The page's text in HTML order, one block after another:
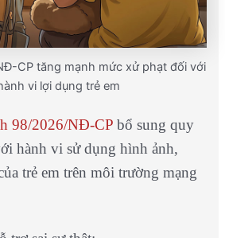
CP tăng mạnh mức xử phạt đối với
vi lợi dụng trẻ em
98/2026/NĐ-CPbổ sung quy
hành vi sử dụng hình ảnh,
trẻ em trên môi trường mạng